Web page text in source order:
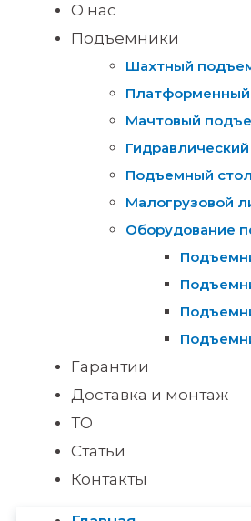
О нас
Подъемники
Шахтный
Мачтовый
Подъемный стол
Малогрузовой
Оборудование
Гарантии
Доставка и монтаж
ТО
Статьи
Контакты